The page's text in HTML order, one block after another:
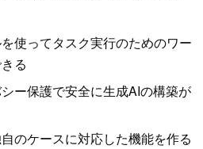
使ってタスク実行のためのワー
る
ー保護で安全に生成AIの構築が
のケースに対応した機能を作る